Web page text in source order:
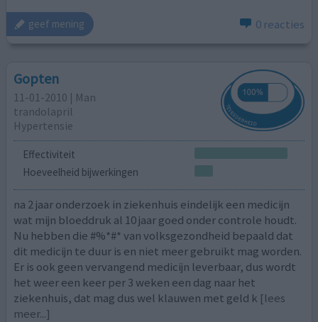
geef mening 0 reacties
Gopten
11-01-2010 | Man
trandolapril
Hypertensie
Effectiviteit
Hoeveelheid bijwerkingen
na 2 jaar onderzoek in ziekenhuis eindelijk een medicijn
wat mijn bloeddruk al 10 jaar goed onder controle houdt.
Nu hebben die #%*#* van volksgezondheid bepaald dat
dit medicijn te duur is en niet meer gebruikt mag worden.
Er is ook geen vervangend medicijn leverbaar, dus wordt
het weer een keer per 3 weken een dag naar het
ziekenhuis, dat mag dus wel klauwen met geld k [lees
meer...]